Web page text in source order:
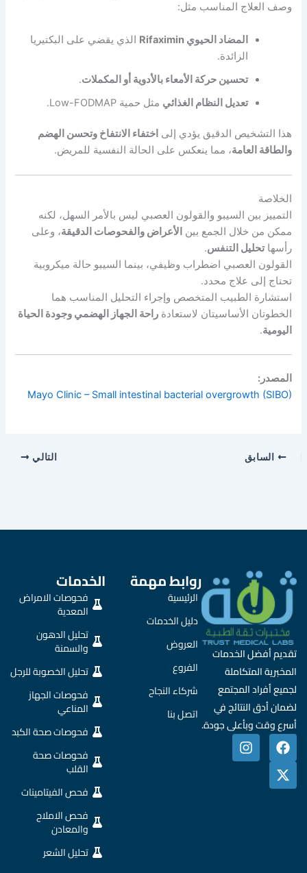
وصف العلاج المناسب مثل:
المضاد الحيوي Rifaximin
الذي يقضي على البكتيريا
الزائدة.
تحسين حركة الأمعاء بالأدوية أو المكملات.
تعديل النظام الغذائي مثل حمية Low-FODMAP.
هذا التشخيص الدقيق يؤدي إلى اختفاء الانتفاخ وتحسن الهضم
والطاقة العامة، مما ينعكس على الحالة النفسية للمريض.
الخلاصة
التمييز بين السيبو والقولون العصبي ليس بالأمر السهل، لكنه
ممكن من خلال الجمع بين الأعراض والفحوصات الدقيقة، وعلى
رأسهاتحليل التنفس.
القولون العصبي اضطراب وظيفي، بينما السيبو حالة ميكروبية
تحتاج إلى علاج محدد.
استشارة الطبيب المتخصص وإجراء التحليل المناسب هما
الخطوتان الأساسيتان لاستعادةراحة الجهاز الهضمي وجودة الحياة
اليومية.
المصدر:
Mayo Clinic – Small intestinal bacterial overgrowth (SIBO)
السابق التالي
تقديم أفضل الخدمات
المخبرية المتكاملة
لجميع أفراد المجتمع
لضمان أدق النتائج في
أسرع وقت وبأعلى جودة.
F
a
c
e
I
n
X
-
t
w
روابط مهمة
الرئيسية
دليل الخدمات
العروض
الفروع
شركاء النجاح
اتصل بنا
الخدمات
فحوصات الامراض
المعدية
تحليل الدهون
والسمنة
تحليل الخصوبة للرجل
فحوصات الجهاز
المناعي
فحوصات صحة الكبد
فحوصات صحة
القلب
فحص الفيتامينات
فحص الاملاح
والمعادن
تحليل الشعر